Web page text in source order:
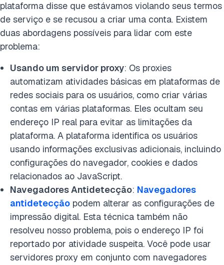
plataforma disse que estávamos violando seus termos
de serviço e se recusou a criar uma conta. Existem
duas abordagens possíveis para lidar com este
problema:
Usando um servidor proxy: Os proxies
automatizam atividades básicas em plataformas de
redes sociais para os usuários, como criar várias
contas em várias plataformas. Eles ocultam seu
endereço IP real para evitar as limitações da
plataforma. A plataforma identifica os usuários
usando informações exclusivas adicionais, incluindo
configurações do navegador, cookies e dados
relacionados ao JavaScript.
Navegadores Antidetecção: Navegadores
antidetecção podem alterar as configurações de
impressão digital. Esta técnica também não
resolveu nosso problema, pois o endereço IP foi
reportado por atividade suspeita. Você pode usar
servidores proxy em conjunto com navegadores